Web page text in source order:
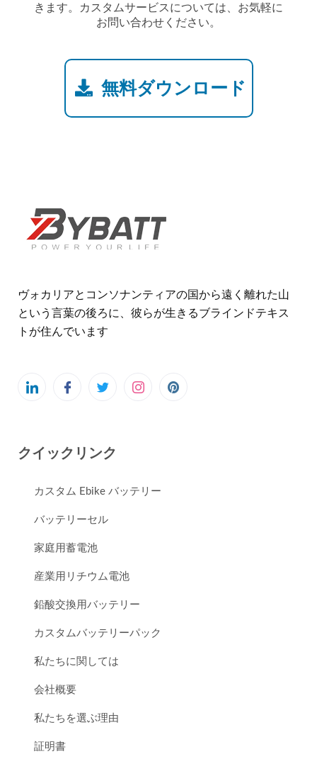
きます。カスタムサービスについては、お気軽に
お問い合わせください。
無料ダウンロード
ヴォカリアとコンソナンティアの国から遠く離れた山
という言葉の後ろに、彼らが生きるブラインドテキス
トが住んでいます
クイックリンク
カスタム Ebike バッテリー
バッテリーセル
家庭用蓄電池
産業用リチウム電池
鉛酸交換用バッテリー
カスタムバッテリーパック
私たちに関しては
会社概要
私たちを選ぶ理由
証明書